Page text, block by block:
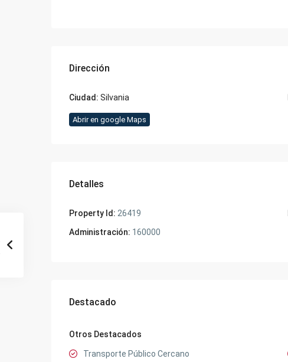
Dirección
Ciudad: Silvania
Abrir en google Maps
Detalles
Property Id: 26419
Administración: 160000
Destacado
Otros Destacados
Transporte Público Cercano